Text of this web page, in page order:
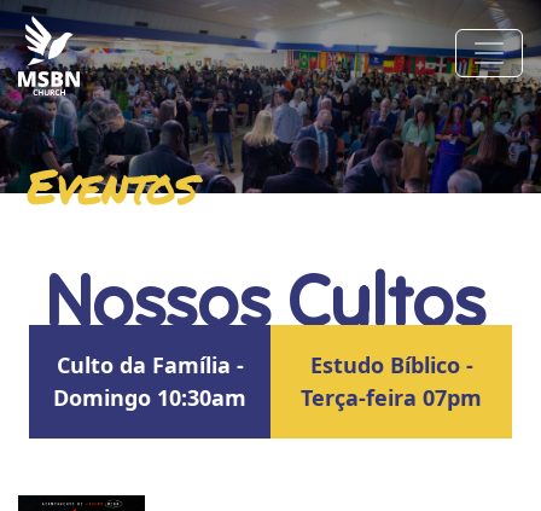
Eventos
Nossos Cultos
Culto da Família -
Domingo 10:30am
Estudo Bíblico -
Terça-feira 07pm